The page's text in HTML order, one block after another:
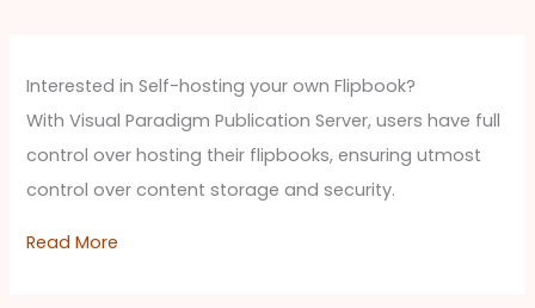
Interested in Self-hosting your own Flipbook?
With Visual Paradigm Publication Server, users have full
control over hosting their flipbooks, ensuring utmost
control over content storage and security.
Read More